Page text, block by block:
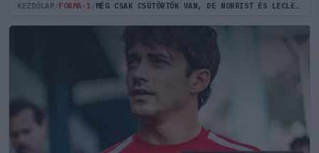
KEZDŐLAP FORMA-1 MÉG CSAK CSÜTÖRTÖK VAN, DE NORRIST ÉS LECLERC-T MÁR MOST BEIDÉZTÉK A SPORTFELÜGYELŐK ELÉ